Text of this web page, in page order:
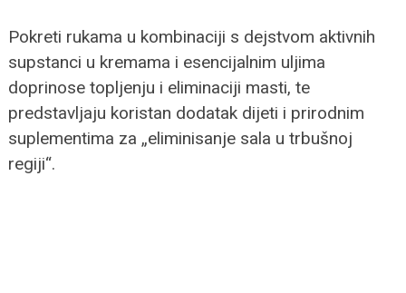
Pokreti rukama u kombinaciji s dejstvom aktivnih
supstanci u kremama i esencijalnim uljima
doprinose topljenju i eliminaciji masti, te
predstavljaju koristan dodatak dijeti i prirodnim
suplementima za „eliminisanje sala u trbušnoj
regiji“.